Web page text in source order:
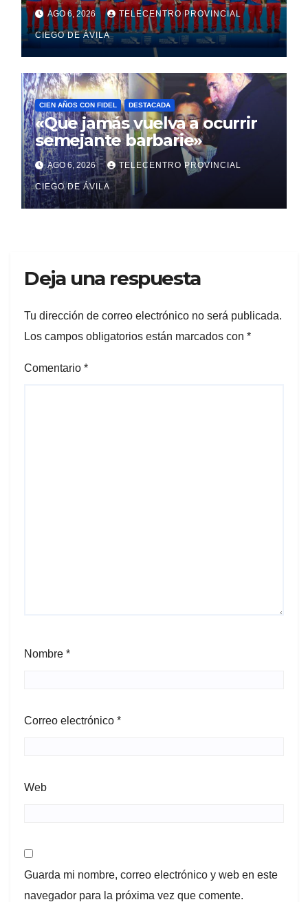
AGO 6, 2026 TELECENTRO PROVINCIAL
CIEGO DE ÁVILA
CIEN AÑOS CON FIDEL DESTACADA
«Que jamás vuelva a ocurrir
semejante barbarie»
AGO 6, 2026 TELECENTRO PROVINCIAL
CIEGO DE ÁVILA
Deja una respuesta
Tu dirección de correo electrónico no será publicada.
Los campos obligatorios están marcados con *
Comentario *
Nombre *
Correo electrónico *
Web
Guarda mi nombre, correo electrónico y web en este
navegador para la próxima vez que comente.